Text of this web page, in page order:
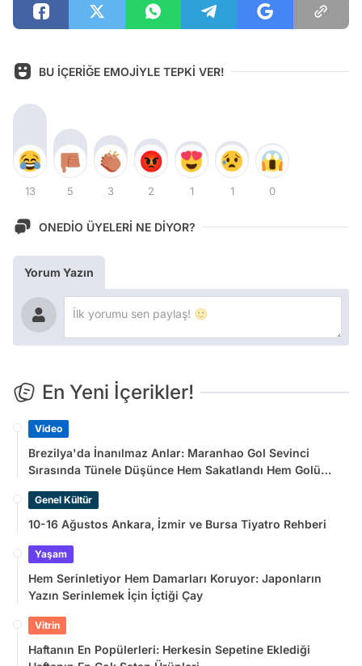
BU İÇERİĞE EMOJİYLE TEPKİ VER!
13 5 3 2 1 1 0
ONEDİO ÜYELERİ NE DİYOR?
Yorum Yazın
En Yeni İçerikler!
Video
Brezilya'da İnanılmaz Anlar: Maranhao Gol Sevinci
Sırasında Tünele Düşünce Hem Sakatlandı Hem Golü
Genel Kültür
10-16 Ağustos Ankara, İzmir ve Bursa Tiyatro Rehberi
Yaşam
Hem Serinletiyor Hem Damarları Koruyor: Japonların
Yazın Serinlemek İçin İçtiği Çay
Vitrin
Haftanın En Popülerleri: Herkesin Sepetine Eklediği